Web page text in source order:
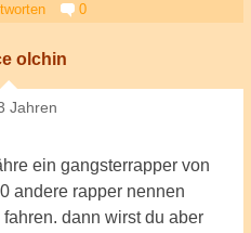
0
olchin
Jahren
ein gangsterrapper von
andere rapper nennen
dann wirst du aber